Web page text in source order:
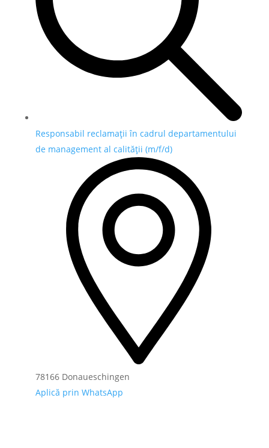
Responsabil reclamații în cadrul departamentului
de management al calității (m/f/d)
78166 Donaueschingen
Aplică prin WhatsApp